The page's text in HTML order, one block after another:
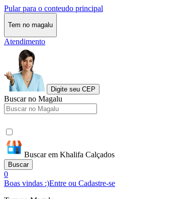
Pular para o conteudo principal
Tem no magalu
Atendimento
Digite seu CEP
Buscar no Magalu
Buscar em Khalifa Calçados
Buscar
0
Boas vindas :)Entre ou Cadastre-se